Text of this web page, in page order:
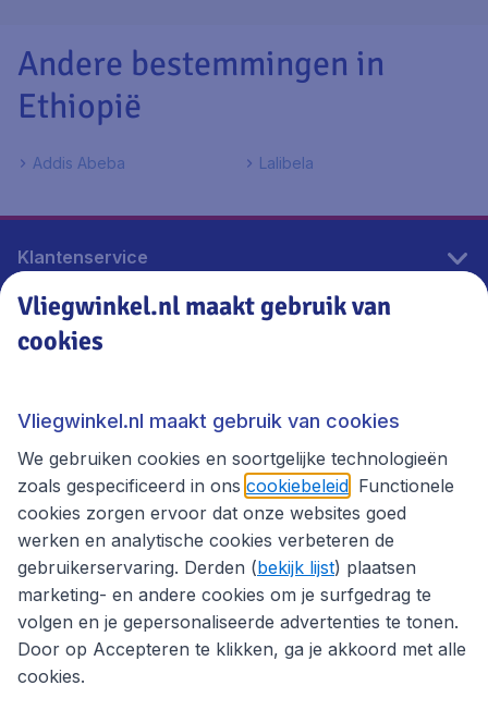
Andere bestemmingen in
Ethiopië
Addis Abeba Lalibela
Klantenservice
Vliegwinkel.nl
Thema's
Vliegwinkel.nl maakt gebruik van
cookies
Vliegwinkel.nl maakt gebruik van cookies
We gebruiken cookies en soortgelijke technologieën
zoals gespecificeerd in ons cookiebeleid . Functionele
cookies zorgen ervoor dat onze websites goed
werken en analytische cookies verbeteren de
gebruikerservaring. Derden (bekijk lijst) plaatsen
marketing- en andere cookies om je surfgedrag te
volgen en je gepersonaliseerde advertenties te tonen.
Door op Accepteren te klikken, ga je akkoord met alle
cookies.